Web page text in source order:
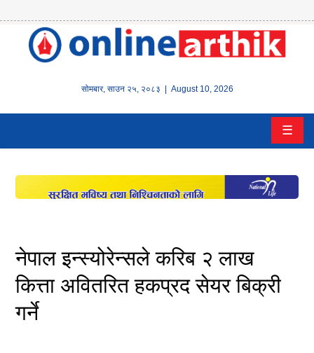
सोमबार, साउन २५, २०८३ | August 10, 2026
होम
वित्त
इन्स्योरेन्स
पूँजीबजार
अटो
कला
☰
नेपाल इन्स्योरेन्सले करिब २ लाख
कित्ता अवितरित हकप्रद सेयर बिक्री
गर्ने